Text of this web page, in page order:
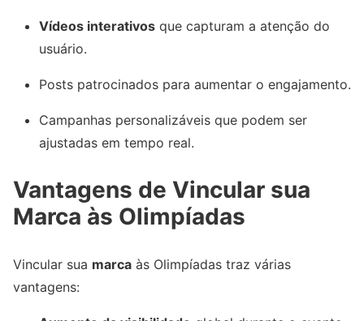
Vídeos interativos que capturam a atenção do
usuário.
Posts patrocinados para aumentar o engajamento.
Campanhas personalizáveis que podem ser
ajustadas em tempo real.
Vantagens de Vincular sua
Marca às Olimpíadas
Vincular sua marca às Olimpíadas traz várias
vantagens: